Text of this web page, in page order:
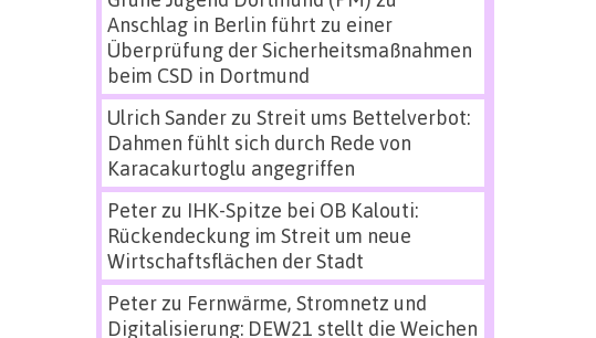
Anschlag in Berlin führt zu einer
Überprüfung der Sicherheitsmaßnahmen
beim CSD in Dortmund
Ulrich Sanderzu Streit ums Bettelverbot:
Dahmen fühlt sich durch Rede von
Karacakurtoglu angegriffen
Peterzu IHK-Spitze bei OB Kalouti:
Rückendeckung im Streit um neue
Wirtschaftsflächen der Stadt
Peterzu Fernwärme, Stromnetz und
Digitalisierung: DEW21 stellt die Weichen